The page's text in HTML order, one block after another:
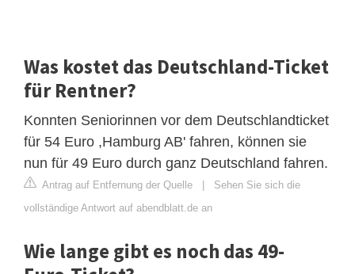
Was kostet das Deutschland-Ticket
für Rentner?
Konnten Seniorinnen vor dem Deutschlandticket
für 54 Euro ,Hamburg AB' fahren, können sie
nun für 49 Euro durch ganz Deutschland fahren.
Antrag auf Entfernung der Quelle | Sehen Sie sich die
vollständige Antwort auf abendblatt.de an
Wie lange gibt es noch das 49-